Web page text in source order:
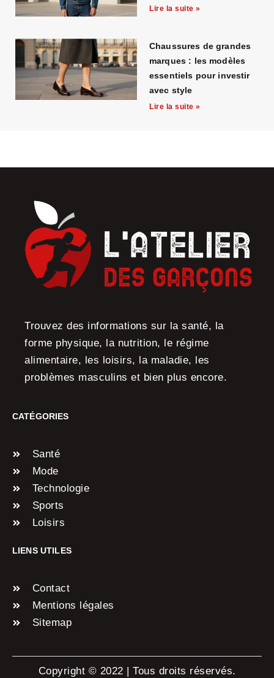
Lire la suite »
Chaussures de grandes
marques : les modèles
essentiels pour investir
avec style
Lire la suite »
Trouvez des informations sur la santé, la
forme physique, la nutrition, le régime
alimentaire, les loisirs, la maladie, les
problèmes masculins et bien plus encore.
CATÉGORIES
Santé
Mode
Technologie
Sports
Loisirs
LIENS UTILES
Contact
Mentions légales
Sitemap
Copyright © 2022 | Tous droits réservés.